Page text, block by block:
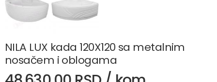
NILA LUX kada 120X120 sa metalnim
nosačem i oblogama